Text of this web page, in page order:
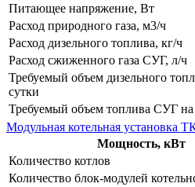
Питающее напряжение, Вт
Расход природного газа, м3/ч
Расход дизельного топлива, кг/ч
Расход сжиженного газа СУГ, л/ч
Требуемый объем дизельного
сутки
Требуемый объем топлива СУГ на
Модульная котельная установка
Мощность, кВт
Количество котлов
Количество блок-модулей